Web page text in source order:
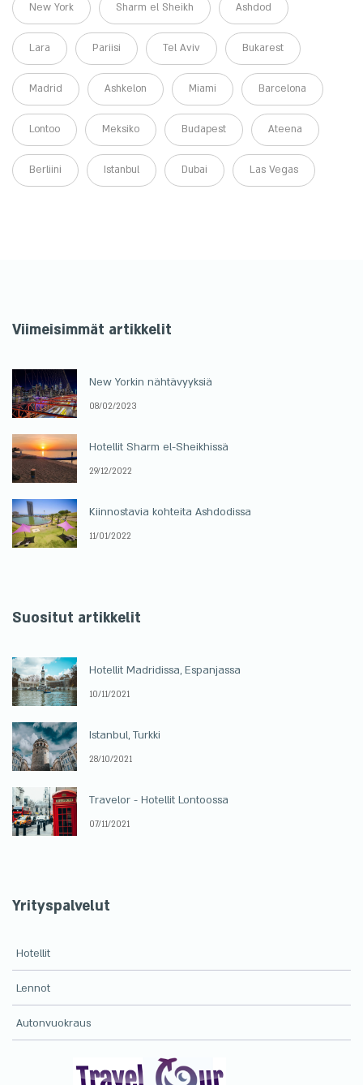
New York Sharm el Sheikh Ashdod
Lara Pariisi Tel Aviv Bukarest
Madrid Ashkelon Miami Barcelona
Lontoo Meksiko Budapest Ateena
Berliini Istanbul Dubai Las Vegas
Viimeisimmät artikkelit
New Yorkin nähtävyyksiä
08/02/2023
Hotellit Sharm el-Sheikhissä
29/12/2022
Kiinnostavia kohteita Ashdodissa
11/01/2022
Suositut artikkelit
Hotellit Madridissa, Espanjassa
10/11/2021
Istanbul, Turkki
28/10/2021
Travelor - Hotellit Lontoossa
07/11/2021
Yrityspalvelut
Hotellit
Lennot
Autonvuokraus